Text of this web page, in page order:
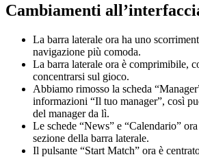
Cambiamenti
La barra laterale ora ha uno
navigazione più comoda.
La barra laterale ora è comprimibile,
concentrarsi sul gioco.
Abbiamo rimosso la scheda
informazioni “Il tuo manager”, così
del manager da lì.
Le schede “News” e “Calendario”
sezione della barra laterale.
Il pulsante “Start Match” ora è